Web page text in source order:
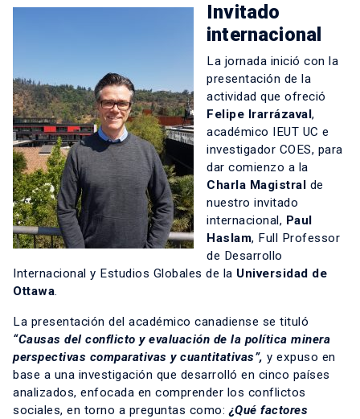
Invitado
internacional
La jornada inició con la
presentación de la
actividad que ofreció
Felipe Irarrázaval ,
académico IEUT UC e
investigador COES, para
dar comienzo a la
Charla Magistral de
nuestro invitado
internacional, Paul
Haslam, Full Professor
de Desarrollo
Internacional y Estudios Globales de la Universidad de
Ottawa.
La presentación del académico canadiense se tituló
“Causas del conflicto y evaluación de la política minera
perspectivas comparativas y cuantitativas”, y expuso en
base a una investigación que desarrolló en cinco países
analizados, enfocada en comprender los conflictos
sociales, en torno a preguntas como:¿Qué factores